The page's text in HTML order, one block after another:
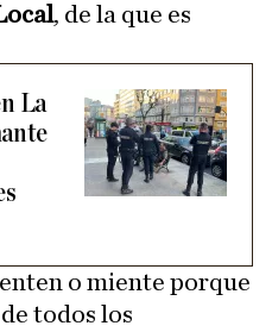
, de la que es
La
o miente porque
todos los